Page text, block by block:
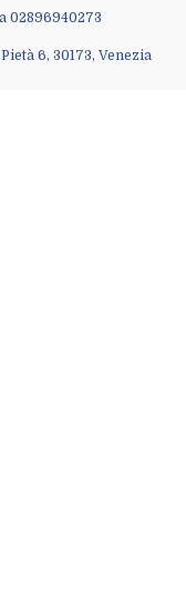
02896940273
6, 30173, Venezia